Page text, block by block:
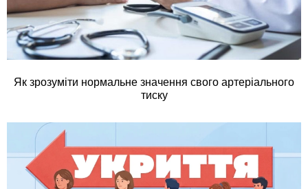
Як зрозуміти нормальне значення свого артеріального
тиску